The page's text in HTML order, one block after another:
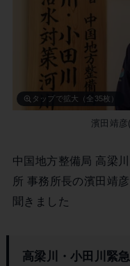
タップで拡大（全35枚）
濱田靖
中国地方整備局 高梁
所 事務所長の濱田靖
聞きました
高梁川・小田川緊